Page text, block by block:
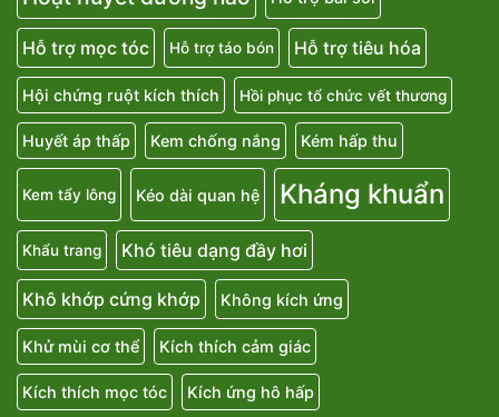
Hỗ trợ mọc tóc Hỗ trợ táo bón Hỗ trợ tiêu hóa
Hội chứng ruột kích thích Hồi phục tổ chức vết thương
Huyết áp thấp Kem chống nắng Kém hấp thu
Kem tẩy lông Kéo dài quan hệ Kháng khuẩn
Khẩu trang Khó tiêu dạng đầy hơi
Khô khớp cứng khớp Không kích ứng
Khử mùi cơ thể Kích thích cảm giác
Kích thích mọc tóc Kích ứng hô hấp